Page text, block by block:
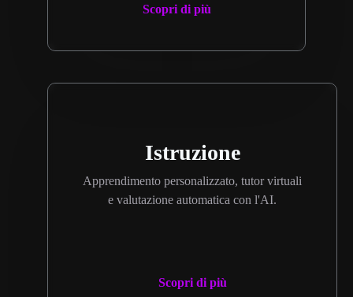
Scopri di più
Istruzione
Apprendimento personalizzato, tutor virtuali
e valutazione automatica con l'AI.
Scopri di più